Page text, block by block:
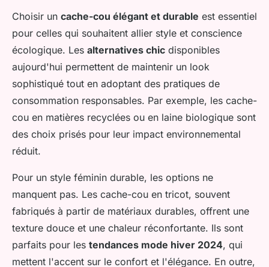
Choisir un cache-cou élégant et durable est essentiel
pour celles qui souhaitent allier style et conscience
écologique. Les alternatives chic disponibles
aujourd'hui permettent de maintenir un look
sophistiqué tout en adoptant des pratiques de
consommation responsables. Par exemple, les cache-
cou en matières recyclées ou en laine biologique sont
des choix prisés pour leur impact environnemental
réduit.
Pour un style féminin durable, les options ne
manquent pas. Les cache-cou en tricot, souvent
fabriqués à partir de matériaux durables, offrent une
texture douce et une chaleur réconfortante. Ils sont
parfaits pour les tendances mode hiver 2024, qui
mettent l'accent sur le confort et l'élégance. En outre,